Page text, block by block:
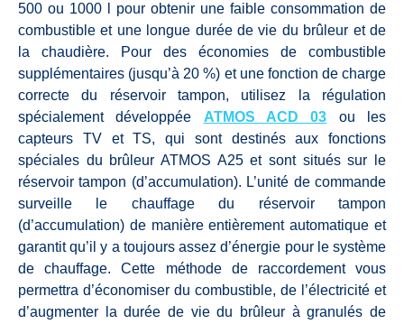
500 ou 1000 l pour obtenir une faible consommation de
combustible et une longue durée de vie du brûleur et de
la chaudière. Pour des économies de combustible
supplémentaires (jusqu’à 20 %) et une fonction de charge
correcte du réservoir tampon, utilisez la régulation
spécialement développée ATMOS ACD 03 ou les
capteurs TV et TS, qui sont destinés aux fonctions
spéciales du brûleur ATMOS A25 et sont situés sur le
réservoir tampon (d’accumulation). L’unité de commande
surveille le chauffage du réservoir tampon
(d’accumulation) de manière entièrement automatique et
garantit qu’il y a toujours assez d’énergie pour le système
de chauffage. Cette méthode de raccordement vous
permettra d’économiser du combustible, de l’électricité et
d’augmenter la durée de vie du brûleur à granulés de